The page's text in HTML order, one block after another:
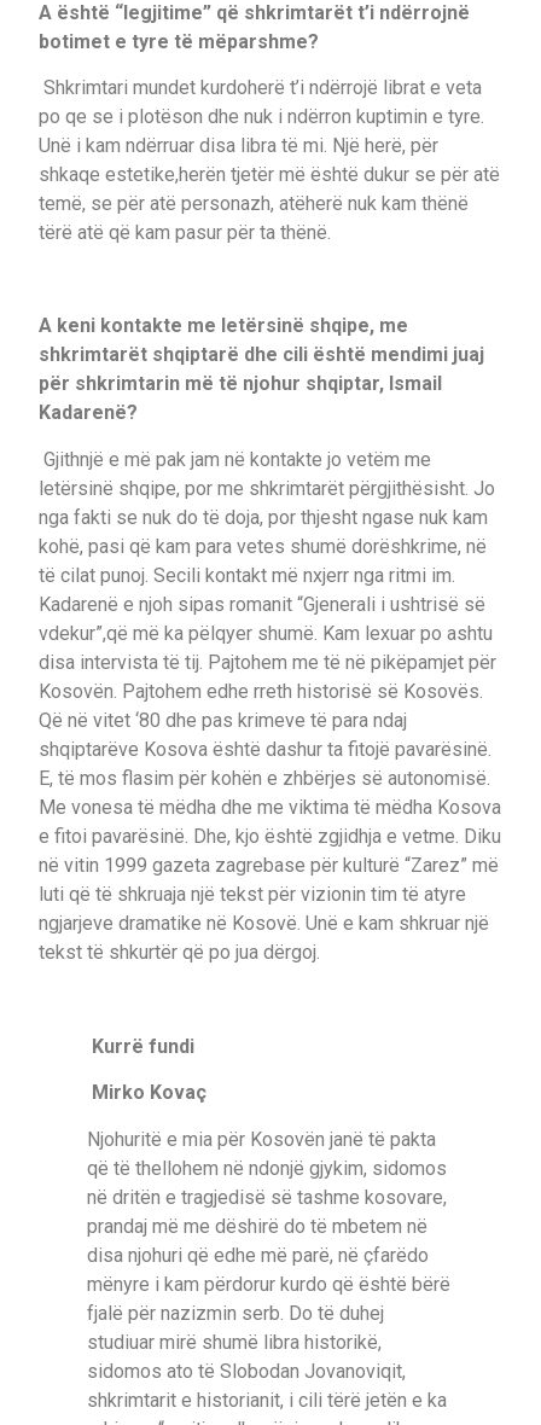
A është “legjitime” që shkrimtarët t’i ndërrojnë
botimet e tyre të mëparshme?
Shkrimtari mundet kurdoherë t’i ndërrojë librat e veta
po qe se i plotëson dhe nuk i ndërron kuptimin e tyre.
Unë i kam ndërruar disa libra të mi. Një herë, për
shkaqe estetike,herën tjetër më është dukur se për atë
temë, se për atë personazh, atëherë nuk kam thënë
tërë atë që kam pasur për ta thënë.
A keni kontakte me letërsinë shqipe, me
shkrimtarët shqiptarë dhe cili është mendimi juaj
për shkrimtarin më të njohur shqiptar, Ismail
Kadarenë?
Gjithnjë e më pak jam në kontakte jo vetëm me
letërsinë shqipe, por me shkrimtarët përgjithësisht. Jo
nga fakti se nuk do të doja, por thjesht ngase nuk kam
kohë, pasi që kam para vetes shumë dorëshkrime, në
të cilat punoj. Secili kontakt më nxjerr nga ritmi im.
Kadarenë e njoh sipas romanit “Gjenerali i ushtrisë së
vdekur”,që më ka pëlqyer shumë. Kam lexuar po ashtu
disa intervista të tij. Pajtohem me të në pikëpamjet për
Kosovën. Pajtohem edhe rreth historisë së Kosovës.
Që në vitet ‘80 dhe pas krimeve të para ndaj
shqiptarëve Kosova është dashur ta fitojë pavarësinë.
E, të mos flasim për kohën e zhbërjes së autonomisë.
Me vonesa të mëdha dhe me viktima të mëdha Kosova
e fitoi pavarësinë. Dhe, kjo është zgjidhja e vetme. Diku
në vitin 1999 gazeta zagrebase për kulturë “Zarez” më
luti që të shkruaja një tekst për vizionin tim të atyre
ngjarjeve dramatike në Kosovë. Unë e kam shkruar një
tekst të shkurtër që po jua dërgoj.
Kurrë fundi
Mirko Kovaç
Njohuritë e mia për Kosovën janë të pakta
që të thellohem në ndonjë gjykim, sidomos
në dritën e tragjedisë së tashme kosovare,
prandaj më me dëshirë do të mbetem në
disa njohuri që edhe më parë, në çfarëdo
mënyre i kam përdorur kurdo që është bërë
fjalë për nazizmin serb. Do të duhej
studiuar mirë shumë libra historikë,
sidomos ato të Slobodan Jovanoviqit,
shkrimtarit e historianit, i cili tërë jetën e ka